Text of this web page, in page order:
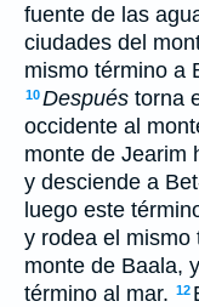
fuente de las
ciudades del
mismo término a
10Después torna
occidente al
monte de Jearim
y desciende a
luego este
y rodea el mismo
monte de Baala,
término al mar. 12